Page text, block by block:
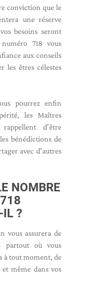
conviction que le
une réserve
besoins seront
718 vous
aux conseils
les êtres célestes
pourrez enfin
les Maîtres
rappellent d'être
bénédictions de
avec d'autres
NOMBRE
IL ?
vous assurera de
partout où vous
à tout moment, de
même dans vos